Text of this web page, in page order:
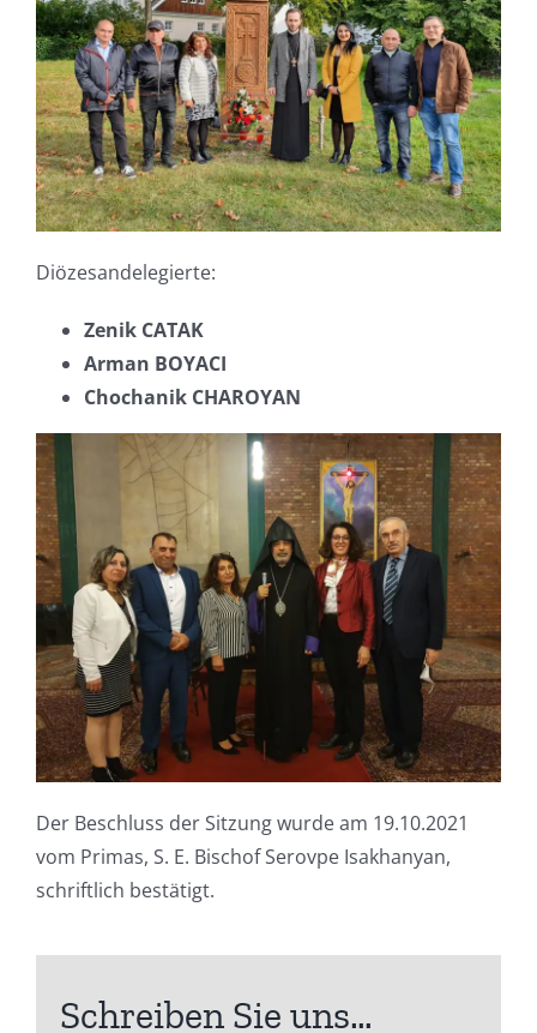
Diözesandelegierte:
Zenik CATAK
Arman BOYACI
Chochanik CHAROYAN
Der Beschluss der Sitzung wurdeam 19.10.2021
vom Primas, S. E. Bischof Serovpe Isakhanyan,
schriftlich bestätigt.
Schreiben Sie uns…